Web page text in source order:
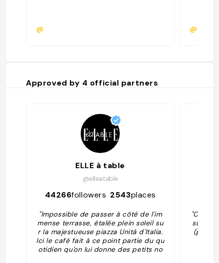
@
Approved by 4 official partners
ELLE à table
@elleatable
44266followers 2543places
"Impossible de passer à côté de l'im
mense terrasse, étalée plein soleil su
r la majestueuse piazza Unità d'Italia.
Ici le café fait à ce point partie du qu
otidien qu'on lui donne des petits no
"Caffè
su
(per la